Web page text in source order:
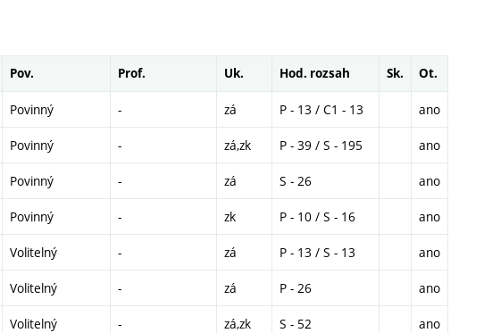
Pov. Prof. Uk. Hod. rozsah Sk. Ot.
Povinný - zá P - 13 / C1 - 13 ano
Povinný - zá,zk P - 39 / S - 195 ano
Povinný - zá S - 26 ano
Povinný - zk P - 10 / S - 16 ano
Volitelný - zá P - 13 / S - 13 ano
Volitelný - zá P - 26 ano
Volitelný - zá,zk S - 52 ano